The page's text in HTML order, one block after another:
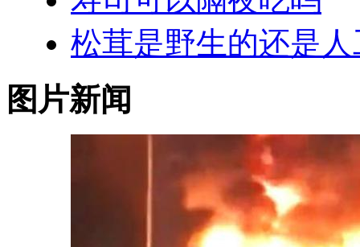
松茸是野生的还是
图片新闻